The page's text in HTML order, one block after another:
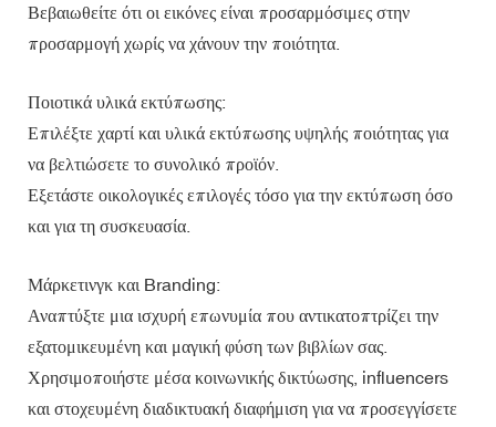
Βεβαιωθείτε ότι οι εικόνες είναι προσαρμόσιμες στην
προσαρμογή χωρίς να χάνουν την ποιότητα.
Ποιοτικά υλικά εκτύπωσης:
Επιλέξτε χαρτί και υλικά εκτύπωσης υψηλής ποιότητας για
να βελτιώσετε το συνολικό προϊόν.
Εξετάστε οικολογικές επιλογές τόσο για την εκτύπωση όσο
και για τη συσκευασία.
Μάρκετινγκ και Branding:
Αναπτύξτε μια ισχυρή επωνυμία που αντικατοπτρίζει την
εξατομικευμένη και μαγική φύση των βιβλίων σας.
Χρησιμοποιήστε μέσα κοινωνικής δικτύωσης, influencers
και στοχευμένη διαδικτυακή διαφήμιση για να προσεγγίσετε